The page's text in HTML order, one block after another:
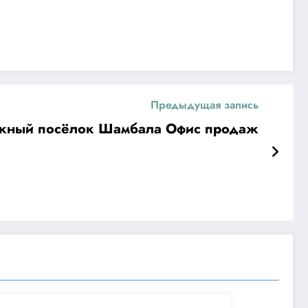
Предыдущая запись
посёлок Шамбала Офис продаж